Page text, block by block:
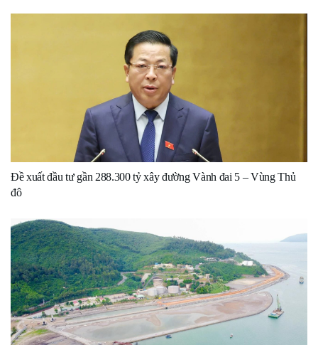
Đề xuất đầu tư gần 288.300 tỷ xây đường Vành đai 5 – Vùng Thủ
đô